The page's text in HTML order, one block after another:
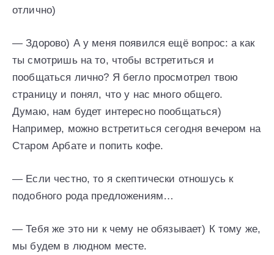
отлично)
— Здорово) А у меня появился ещё вопрос: а как
ты смотришь на то, чтобы встретиться и
пообщаться лично? Я бегло просмотрел твою
страницу и понял, что у нас много общего.
Думаю, нам будет интересно пообщаться)
Например, можно встретиться сегодня вечером на
Старом Арбате и попить кофе.
— Если честно, то я скептически отношусь к
подобного рода предложениям…
— Тебя же это ни к чему не обязывает) К тому же,
мы будем в людном месте.